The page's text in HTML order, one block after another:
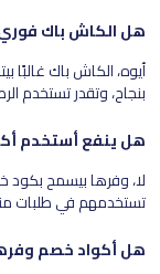
هل الكاش باك
أيوه، الكاش باك غالبًا
بنجاح، وتقدر تستخدم
هل ينفع أستخدم
لا، وفرها بيسمح بكود
تستخدمهم في طلبات
هل أكواد خصم